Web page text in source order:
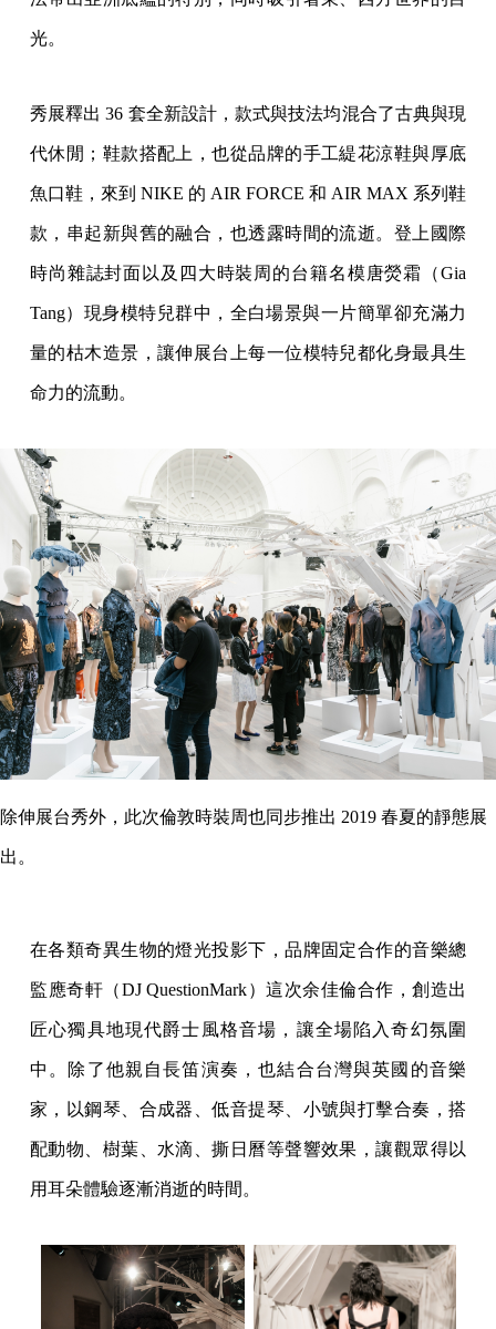
光。
秀展釋出 36 套全新設計，款式與技法均混合了古典與現
代休閒；鞋款搭配上，也從品牌的手工緹花涼鞋與厚底
魚口鞋，來到 NIKE 的 AIR FORCE 和 AIR MAX 系列鞋
款，串起新與舊的融合，也透露時間的流逝。登上國際
時尚雜誌封面以及四大時裝周的台籍名模唐熒霜（Gia
Tang）現身模特兒群中，全白場景與一片簡單卻充滿力
量的枯木造景，讓伸展台上每一位模特兒都化身最具生
命力的流動。
除伸展台秀外，此次倫敦時裝周也同步推出 2019 春夏的靜態展
出。
在各類奇異生物的燈光投影下，品牌固定合作的音樂總
監應奇軒（DJ QuestionMark）這次余佳倫合作，創造出
匠心獨具地現代爵士風格音場，讓全場陷入奇幻氛圍
中。除了他親自長笛演奏，也結合台灣與英國的音樂
家，以鋼琴、合成器、低音提琴、小號與打擊合奏，搭
配動物、樹葉、水滴、撕日曆等聲響效果，讓觀眾得以
用耳朵體驗逐漸消逝的時間。